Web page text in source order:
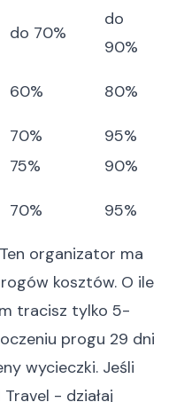
do 70%
do
90%
60% 80%
70%
95%
75%
90%
70% 95%
Ten organizator ma
kosztów. O ile
tracisz tylko 5-
progu 29 dni
wycieczki. Jeśli
- działaj